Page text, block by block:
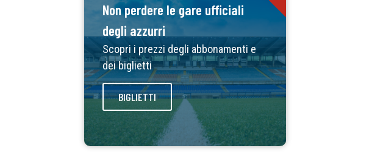
Non perdere le gare ufficiali
degli azzurri
Scopri i prezzi degli abbonamenti e
dei biglietti
BIGLIETTI